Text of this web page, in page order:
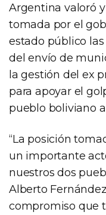
Argentina valoró
tomada por el
estado público
del envío de
la gestión del ex
para apoyar el
pueblo boliviano
“La posición
un importante
nuestros dos
Alberto
compromiso que